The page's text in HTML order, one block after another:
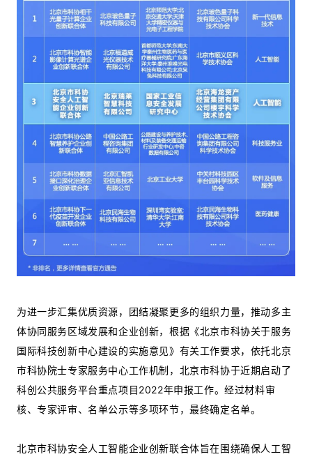
为进一步汇集优质资源，团结凝聚更多的组织力量，推动多主
体协同服务区域发展和企业创新，根据《北京市科协关于服务
国际科技创新中心建设的实施意见》有关工作要求，依托北京
市科协院士专家服务中心工作机制，北京市科协于近期启动了
科创公共服务平台重点项目2022年申报工作。经过材料审
核、专家评审、名单公示等多项环节，最终确定名单。
北京市科协安全人工智能企业创新联合体旨在围绕确保人工智